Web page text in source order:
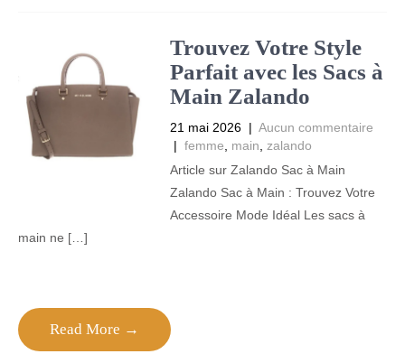
Trouvez Votre Style
Parfait avec les Sacs à
Main Zalando
21 mai 2026 | Aucun commentaire
| femme main
zalando
Article sur Zalando Sac à Main
Zalando Sac à Main : Trouvez Votre
Accessoire Mode Idéal Les sacs à
main ne […]
Read More →